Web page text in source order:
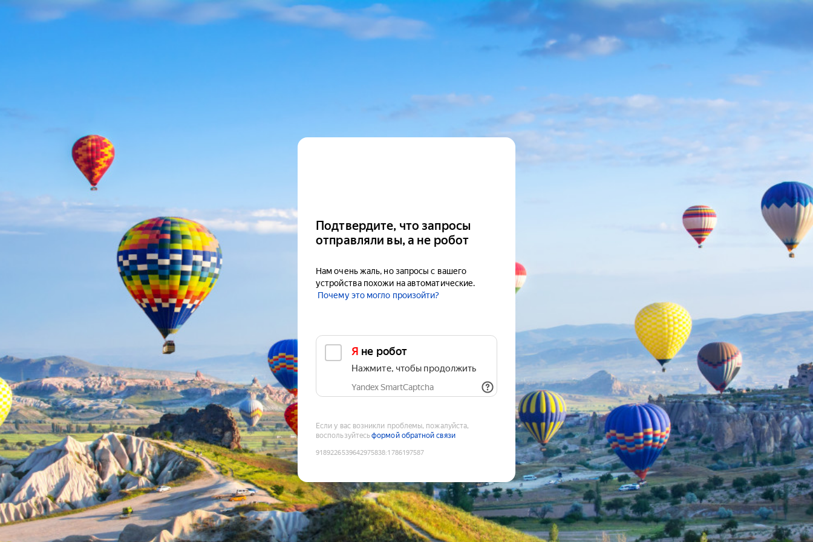
Подтвердите, что запросы
отправляли вы, а не робот
Нам очень жаль, но запросы с вашего
устройства похожи на автоматические.
Почему это могло произойти?
Я не робот
Нажмите, чтобы продолжить
Yandex SmartCaptcha
Если у вас возникли проблемы, пожалуйста,
воспользуйтесьформой обратной связи
9189226539642975838:1786197587